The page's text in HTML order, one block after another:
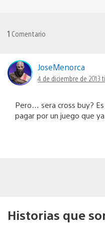
1 Comentario
JoseMenorca
4 de diciembre de 2013
Pero… sera cross buy?
pagar por un juego que
Historias que